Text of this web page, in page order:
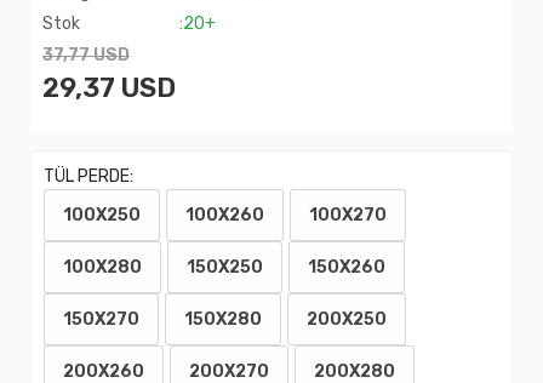
Stok
:20+
37,77 USD
29,37 USD
TÜL PERDE:
100X250
100X260 100X270
100X280 150X250 150X260
150X270 150X280 200X250
200X260 200X270 200X280